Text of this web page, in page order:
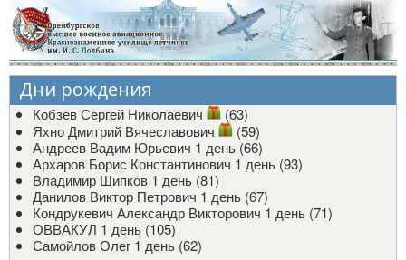
Дни рождения
Кобзев Сергей Николаевич
(63)
Яхно Дмитрий Вячеславович
(59)
Андреев Вадим Юрьевич 1 день (66)
Архаров Борис Константинович 1 день (93)
Владимир Шипков 1 день (81)
Данилов Виктор Петрович 1 день (67)
Кондрукевич Александр Викторович 1 день (71)
ОВВАКУЛ 1 день (105)
Самойлов Олег 1 день (62)